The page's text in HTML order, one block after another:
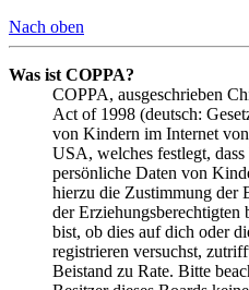
Nach oben
Was ist COPPA?
COPPA, ausgeschrieben
Act of 1998 (deutsch:
von Kindern im Internet
USA, welches festlegt,
persönliche Daten von
hierzu die Zustimmung der
der Erziehungsberechtigten
bist, ob dies auf dich oder
registrieren versuchst,
Beistand zu Rate. Bitte